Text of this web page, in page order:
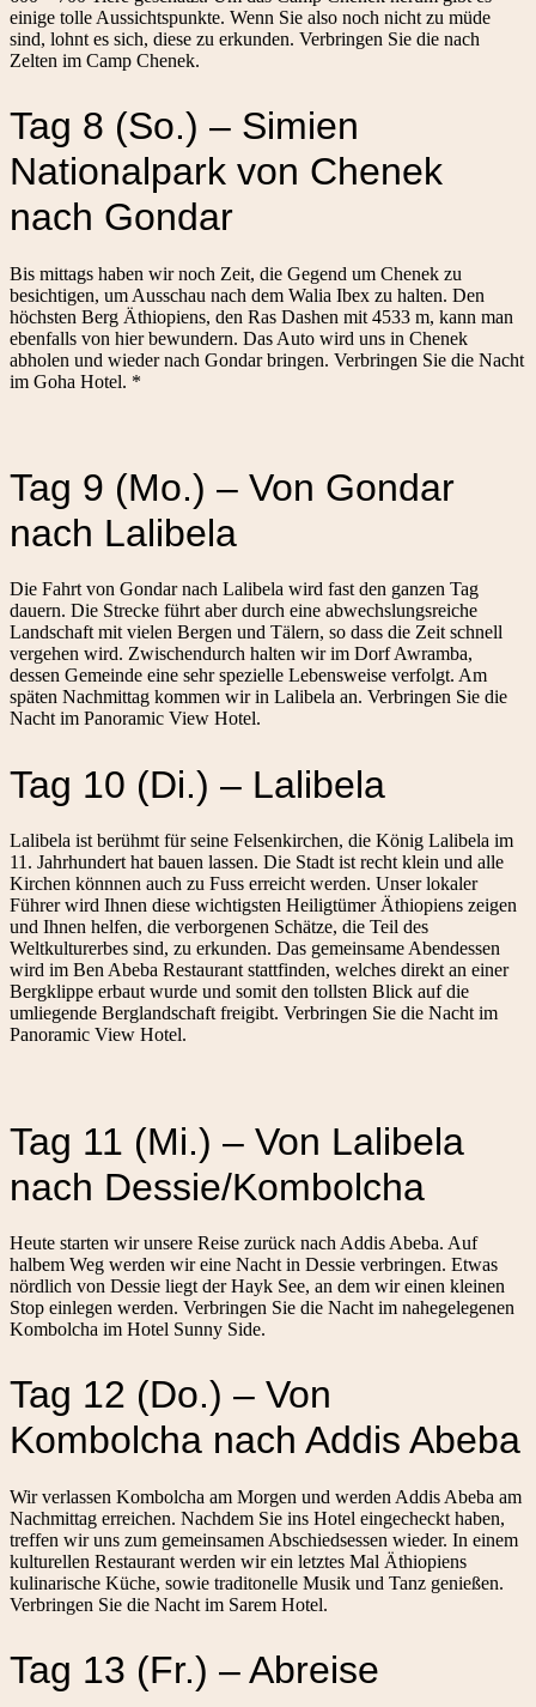
einige tolle Aussichtspunkte. Wenn Sie also noch nicht zu müde
sind, lohnt es sich, diese zu erkunden. Verbringen Sie die nach
Zelten im Camp Chenek.
Tag 8 (So.) – Simien
Nationalpark von Chenek
nach Gondar
Bis mittags haben wir noch Zeit, die Gegend um Chenek zu
besichtigen, um Ausschau nach dem Walia Ibex zu halten. Den
höchsten Berg Äthiopiens, den Ras Dashen mit 4533 m, kann man
ebenfalls von hier bewundern. Das Auto wird uns in Chenek
abholen und wieder nach Gondar bringen. Verbringen Sie die Nacht
im Goha Hotel. *
Tag 9 (Mo.) – Von Gondar
nach Lalibela
Die Fahrt von Gondar nach Lalibela wird fast den ganzen Tag
dauern. Die Strecke führt aber durch eine abwechslungsreiche
Landschaft mit vielen Bergen und Tälern, so dass die Zeit schnell
vergehen wird. Zwischendurch halten wir im Dorf Awramba,
dessen Gemeinde eine sehr spezielle Lebensweise verfolgt. Am
späten Nachmittag kommen wir in Lalibela an. Verbringen Sie die
Nacht im Panoramic View Hotel.
Tag 10 (Di.) – Lalibela
Lalibela ist berühmt für seine Felsenkirchen, die König Lalibela im
11. Jahrhundert hat bauen lassen. Die Stadt ist recht klein und alle
Kirchen könnnen auch zu Fuss erreicht werden. Unser lokaler
Führer wird Ihnen diese wichtigsten Heiligtümer Äthiopiens zeigen
und Ihnen helfen, die verborgenen Schätze, die Teil des
Weltkulturerbes sind, zu erkunden. Das gemeinsame Abendessen
wird im Ben Abeba Restaurant stattfinden, welches direkt an einer
Bergklippe erbaut wurde und somit den tollsten Blick auf die
umliegende Berglandschaft freigibt. Verbringen Sie die Nacht im
Panoramic View Hotel.
Tag 11 (Mi.) – Von Lalibela
nach Dessie/Kombolcha
Heute starten wir unsere Reise zurück nach Addis Abeba. Auf
halbem Weg werden wir eine Nacht in Dessie verbringen. Etwas
nördlich von Dessie liegt der Hayk See, an dem wir einen kleinen
Stop einlegen werden. Verbringen Sie die Nacht im nahegelegenen
Kombolcha im Hotel Sunny Side.
Tag 12 (Do.) – Von
Kombolcha nach Addis Abeba
Wir verlassen Kombolcha am Morgen und werden Addis Abeba am
Nachmittag erreichen. Nachdem Sie ins Hotel eingecheckt haben,
treffen wir uns zum gemeinsamen Abschiedsessen wieder. In einem
kulturellen Restaurant werden wir ein letztes Mal Äthiopiens
kulinarische Küche, sowie traditonelle Musik und Tanz genießen.
Verbringen Sie die Nacht im Sarem Hotel.
Tag 13 (Fr.) – Abreise